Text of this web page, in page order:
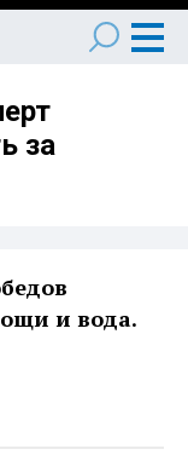
за
и вода.